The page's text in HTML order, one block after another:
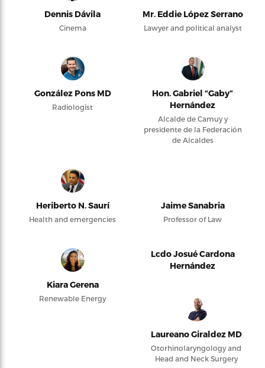
Dennis Dávila
Cinema
Mr. Eddie López Serrano
Lawyer and political analyst
González Pons MD
Radiologist
Hon. Gabriel “Gaby”
Hernández
Alcalde de Camuy y
presidente de la Federación
de Alcaldes
Heriberto N. Saurí
Health and emergencies
Jaime Sanabria
Professor of Law
Kiara Gerena
Renewable Energy
Lcdo Josué Cardona
Hernández
Laureano Giraldez MD
Otorhinolaryngology and
Head and Neck Surgery